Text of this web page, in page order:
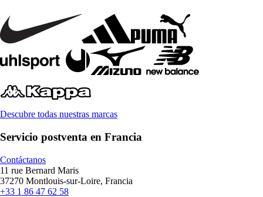
Descubre todas nuestras marcas
Servicio postventa en Francia
Contáctanos
11 rue Bernard Maris
37270 Montlouis-sur-Loire, Francia
+33 1 86 47 62 58